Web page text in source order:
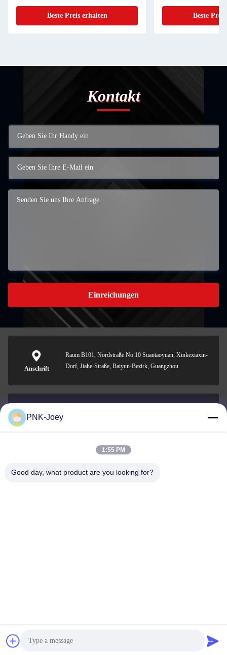
Zoll 20 KEIL
Beste Preis erhalten
Powerthch Turbo
Beste
Kontakt
Einreichungen
Anschrift
Raum B101, Nordstraße No.10 Suantaoyuan, Xinkexiaxin-
Dorf, Jiahe-Straße, Baiyun-Bezirk, Guangzhou
E-Mail-Adresse
008613580404923
Guangzhou Xingchao Agriculture Machinery Co., Ltd.
PNK-Joey
1:55 PM
Good day, what product are you looking for?